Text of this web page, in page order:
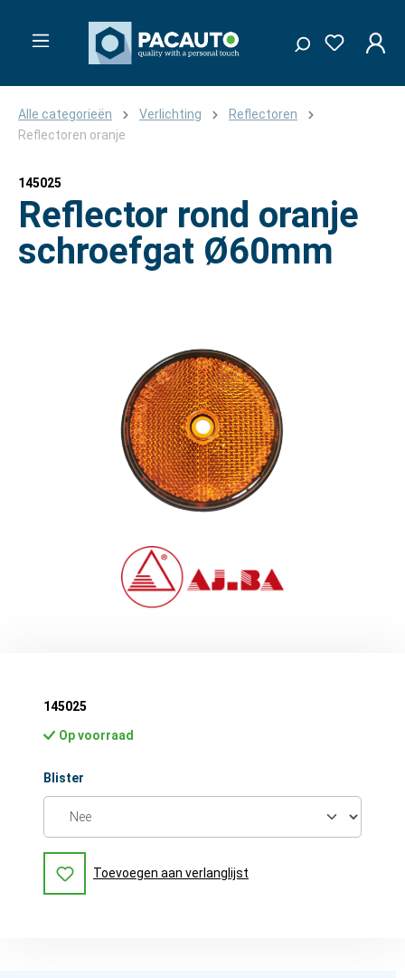
Alle categorieën Verlichting
Reflectoren
Reflectoren oranje
145025
Reflector rond oranje
schroefgat Ø60mm
145025
Op voorraad
Selecteer
Blister
Toevoegen aan verlanglijst